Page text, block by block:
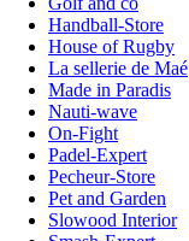
Handball-Store
House of Rugby
La sellerie de Maé
Made in Paradis
Nauti-wave
On-Fight
Padel-Expert
Pecheur-Store
Pet and Garden
Slowood Interior